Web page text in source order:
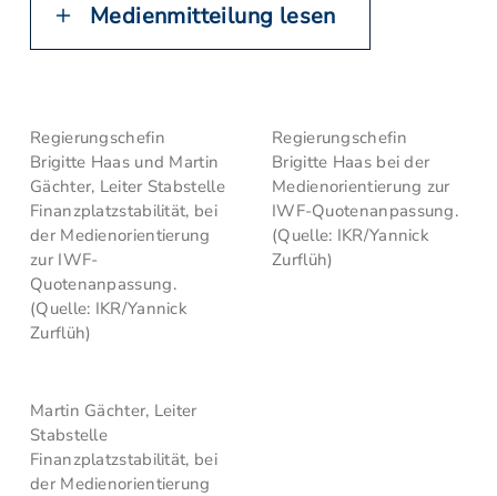
Medienmitteilung lesen
Regierungschefin
Brigitte Haas und Martin
Gächter, Leiter Stabstelle
Finanzplatzstabilität, bei
der Medienorientierung
zur IWF-
Quotenanpassung.
(Quelle: IKR/Yannick
Zurflüh)
Regierungschefin
Brigitte Haas bei der
Medienorientierung zur
IWF-Quotenanpassung.
(Quelle: IKR/Yannick
Zurflüh)
Martin Gächter, Leiter
Stabstelle
Finanzplatzstabilität, bei
der Medienorientierung